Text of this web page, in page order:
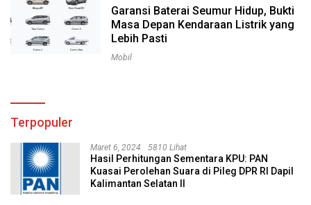
Garansi Baterai Seumur Hidup, Bukti
Masa Depan Kendaraan Listrik yang
Lebih Pasti
Mobil
Terpopuler
Maret 6, 2024 5810 Lihat
Hasil Perhitungan Sementara KPU: PAN
Kuasai Perolehan Suara di Pileg DPR RI Dapil
Kalimantan Selatan II